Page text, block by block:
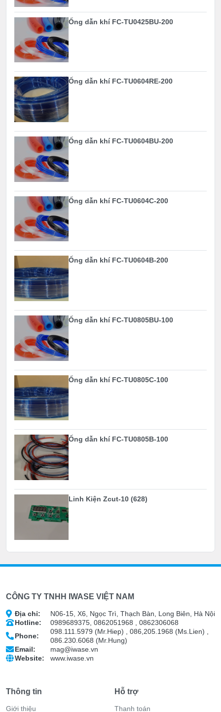
Ống dẫn khí FC-TU0425BU-200
Ống dẫn khí FC-TU0604RE-200
Ống dẫn khí FC-TU0604BU-200
Ống dẫn khí FC-TU0604C-200
Ống dẫn khí FC-TU0604B-200
Ống dẫn khí FC-TU0805BU-100
Ống dẫn khí FC-TU0805C-100
Ống dẫn khí FC-TU0805B-100
Linh Kiện Zcut-10 (628)
CÔNG TY TNHH IWASE VIỆT NAM
Địa chỉ:
N06-15, X6, Ngọc Trì, Thạch Bàn, Long Biên, Hà Nội
Hotline:
0989689375, 0862051968 , 0862306068
Phone:
098.111.5979 (Mr.Hiep) , 086,205.1968 (Ms.Lien) ,
086.230.6068 (Mr.Hung)
Email:
mag@iwase.vn
Website:
www.iwase.vn
Thông tin
Giới thiệu
Hỗ trợ
Thanh toán